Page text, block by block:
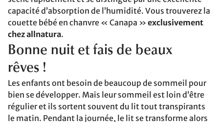
capacité d’absorption de l’humidité. Vous trouverez la
couette bébé en chanvre « Canapa » exclusivement
chez allnatura.
Bonne nuit et fais de beaux
rêves !
Les enfants ont besoin de beaucoup de sommeil pour
bien se développer. Mais leur sommeil est loin d’être
régulier et ils sortent souvent du lit tout transpirants
le matin. Pendant la journée, le lit se transforme alors